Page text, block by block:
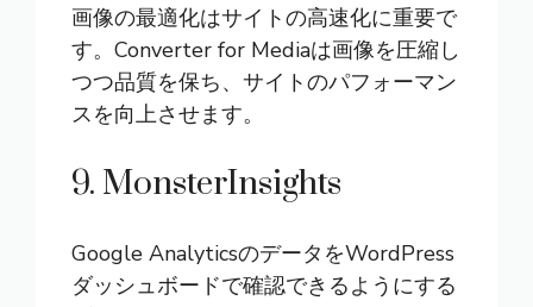
画像の最適化はサイトの高速化に重要で
す。Converter for Mediaは画像を圧縮し
つつ品質を保ち、サイトのパフォーマン
スを向上させます。
9. MonsterInsights
Google AnalyticsのデータをWordPress
ダッシュボードで確認できるようにする